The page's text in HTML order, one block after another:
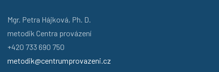
Mgr. Petra Hájková, Ph. D.
metodik Centra provázení
+420 733 690 750
metodik@centrumprovazeni.cz